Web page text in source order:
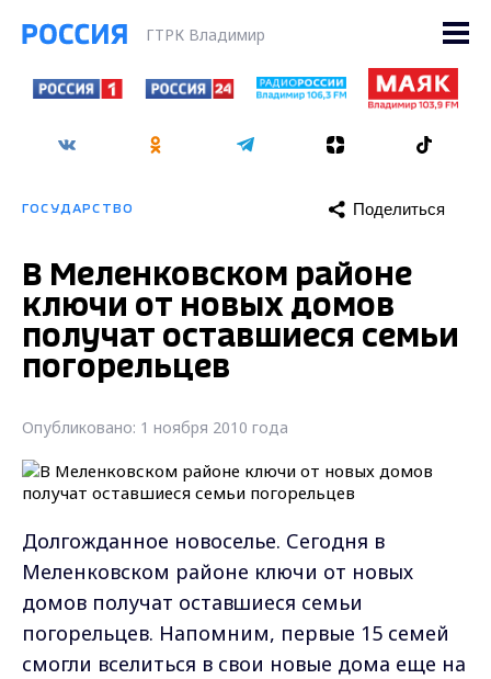
ГТРК Владимир
ГОСУДАРСТВО Поделиться
В Меленковском районе
ключи от новых домов
получат оставшиеся семьи
погорельцев
Опубликовано: 1 ноября 2010 года
Долгожданное новоселье. Сегодня в
Меленковском районе ключи от новых
домов получат оставшиеся семьи
погорельцев. Напомним, первые 15 семей
смогли вселиться в свои новые дома еще на